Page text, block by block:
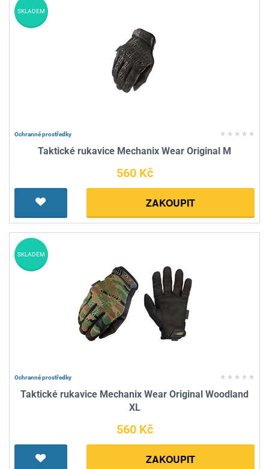
Ochranné prostředky
Taktické rukavice Mechanix Wear Original M
560 Kč
ZAKOUPIT
SKLADEM
Ochranné prostředky
Taktické rukavice Mechanix Wear Original Woodland
XL
560 Kč
ZAKOUPIT
SKLADEM